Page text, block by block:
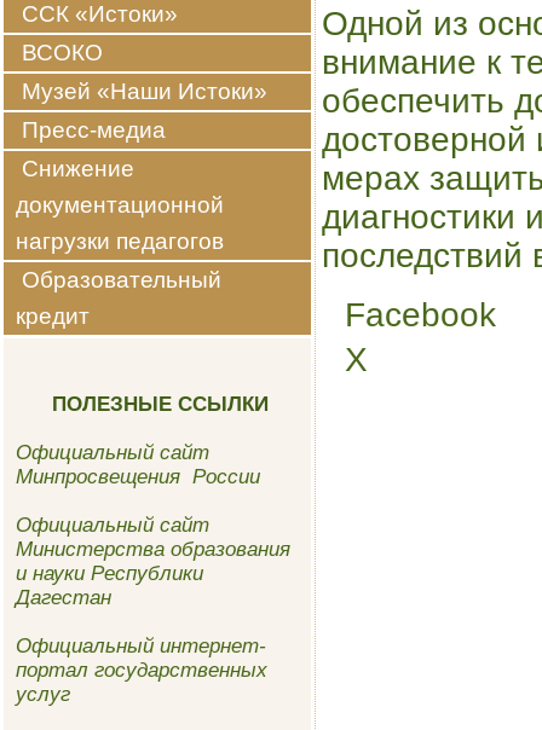
ССК «Истоки»
ВСОКО
Музей «Наши Истоки»
Пресс-медиа
Снижение
документационной
нагрузки педагогов
Образовательный
кредит
ПОЛЕЗНЫЕ ССЫЛКИ
Официальный сайт
Минпросвещения России
Официальный сайт
Министерства образования
и науки Республики
Дагестан
Официальный интернет-
портал государственных
услуг
Одной из
внимание к
обеспечить
мерах
диагностики
последствий
Share
the
post
Facebook
X